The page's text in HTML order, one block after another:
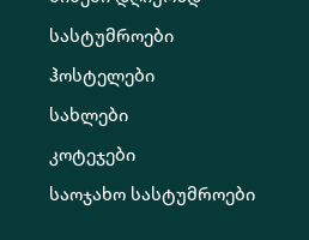
სასტუმროები
ჰოსტელები
სახლები
კოტეჯები
საოჯახო სასტუმროები